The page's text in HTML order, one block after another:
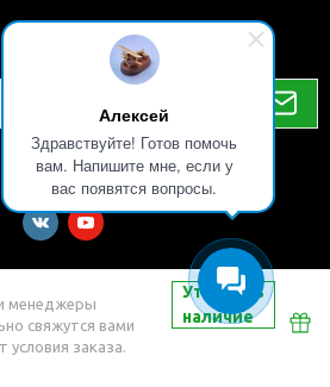
Алексей
Здравствуйте! Готов помочь
вам. Напишите мне, если у
вас появятся вопросы.
Уточнить
наличие
менеджеры
свяжутся вами
условия заказа.
на 1С-Битрикс